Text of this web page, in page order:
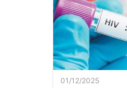
01/12/2025